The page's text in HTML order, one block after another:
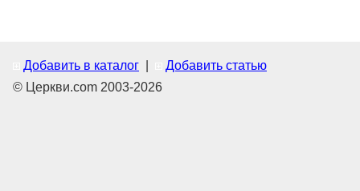
Добавить в каталог
Добавить статью
© Церкви.com 2003-2026